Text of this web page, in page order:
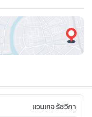
แวนเทจ รัชวิภา